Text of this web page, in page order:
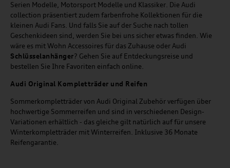
Serien Modelle, Motorsport Modelle und Klassiker. Die Audi
collection präsentiert zudem farbenfrohe Kollektionen für die
kleinen Audi Fans. Und falls Sie auf der Suche nach tollen
Geschenkideen sind, werden Sie bei uns sicher etwas finden. Wie
wäre es mit Wohn Accessoires für das Zuhause oder Audi
Schlüsselanhänger? Gehen Sie auf Entdeckungsreise und
bestellen Sie Ihre Favoriten einfach online.
Audi Original Kompletträder und Reifen
Sommerkompletträder von Audi Original Zubehör verfügen über
hochwertige Sommerreifen und sind in verschiedenen Design-
Variationen erhältlich - das gleiche gilt natürlich auf für unsere
Winterkompletträder mit Winterreifen. Inklusive 36 Monate
Reifengarantie.